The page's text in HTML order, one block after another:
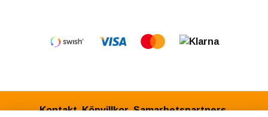
Kontakt Köpvillkor Samarbetspartners